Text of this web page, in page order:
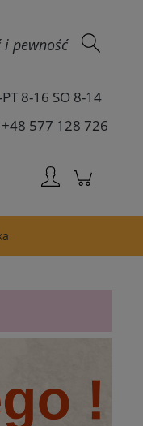
i pewność
8-16 SO 8-14
577 128 726